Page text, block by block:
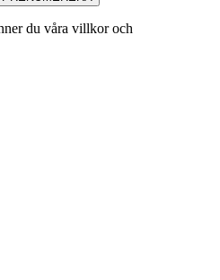
du våra villkor och